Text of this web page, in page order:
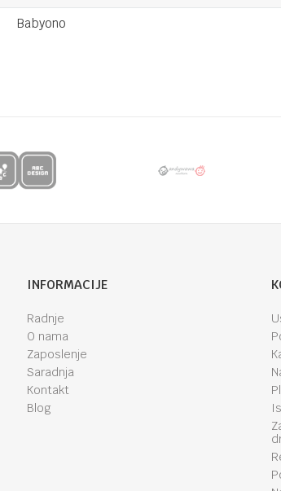
Babyono
INFORMACIJE
Radnje
O nama
Zaposlenje
Saradnja
Kontakt
Blog